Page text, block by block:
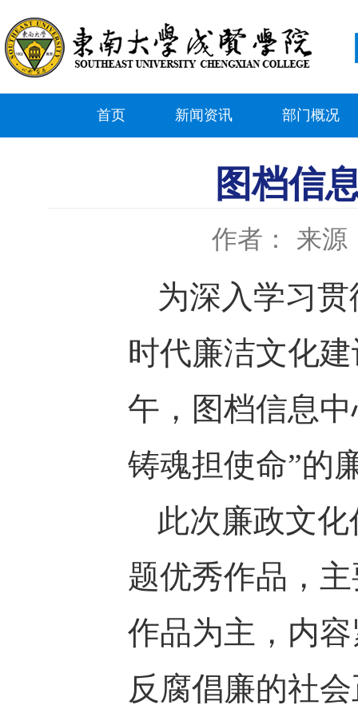
首页 新闻资讯 部门概况
图档信
作者： 来源
为深入学习
时代廉洁文化
午，图档信息
铸魂担使命”的
此次廉政文
题优秀作品，
作品为主，内
反腐倡廉的社